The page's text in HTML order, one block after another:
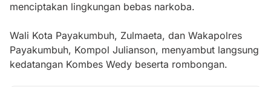
menciptakan lingkungan bebas narkoba.
Wali Kota Payakumbuh, Zulmaeta, dan Wakapolres
Payakumbuh, Kompol Julianson, menyambut langsung
kedatangan Kombes Wedy beserta rombongan.